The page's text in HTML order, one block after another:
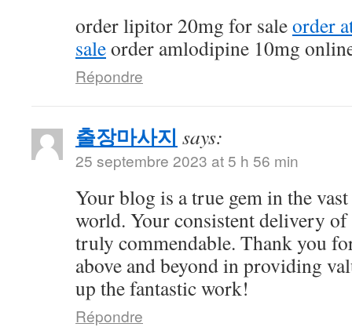
order lipitor 20mg for saleorder
saleorder amlodipine 10mg
Répondre
출장마사지 says:
25 septembre 2023 at 5 h 56 min
Your blog is a true gem in the
world. Your consistent delivery
truly commendable. Thank you
above and beyond in providing
up the fantastic work!
Répondre